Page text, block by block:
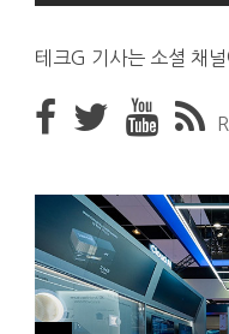
테크G 기사는 소셜 채